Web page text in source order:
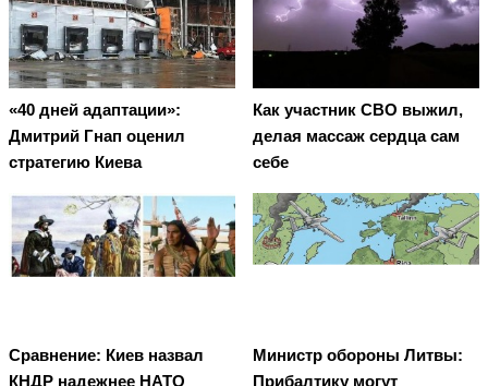
«40 дней адаптации»:
Дмитрий Гнап оценил
стратегию Киева
Как участник СВО выжил,
делая массаж сердца сам
себе
Сравнение: Киев назвал
КНДР надежнее НАТО
Министр обороны Литвы:
Прибалтику могут